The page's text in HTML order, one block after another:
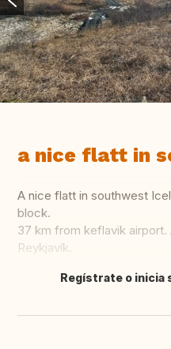
a nice flatt in
A nice flatt in southwest
block.
37 km from keflavik airport.
Reykjavík.
Traducir
Regístrate o inicia